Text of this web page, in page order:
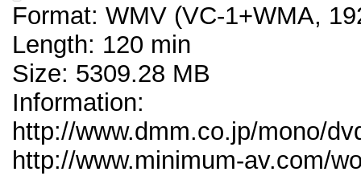
Format: WMV (VC-1+WMA,
Length: 120 min
Size: 5309.28 MB
Information:
http://www.dmm.co.jp/mono/
http://www.minimum-av.com/